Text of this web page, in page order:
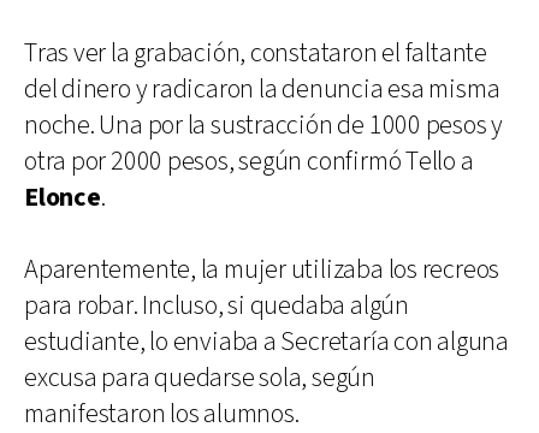
Tras ver la grabación, constataron el faltante
del dinero y radicaron la denuncia esa misma
noche. Una por la sustracción de 1000 pesos y
otra por 2000 pesos, según confirmó Tello a
Elonce.
Aparentemente, la mujer utilizaba los recreos
para robar. Incluso, si quedaba algún
estudiante, lo enviaba a Secretaría con alguna
excusa para quedarse sola, según
manifestaron los alumnos.